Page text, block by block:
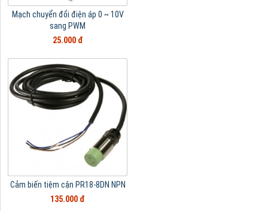
Mạch chuyển đổi điện áp 0 ~ 10V
sang PWM
25.000 đ
Cảm biến tiệm cận PR18-8DN NPN
135.000 đ